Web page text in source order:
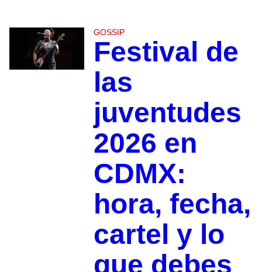
GOSSIP
Festival de
las
juventudes
2026 en
CDMX:
hora, fecha,
cartel y lo
que debes